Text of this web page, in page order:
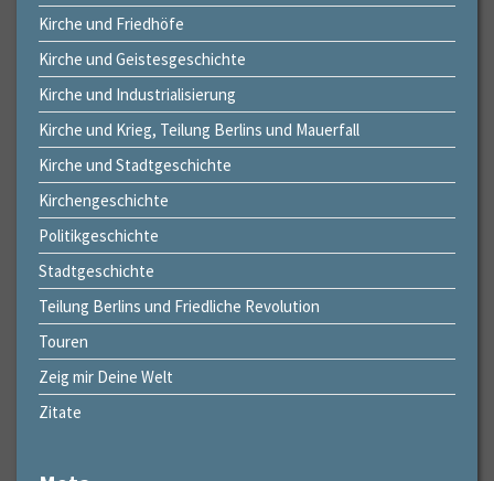
Kirche und Friedhöfe
Kirche und Geistesgeschichte
Kirche und Industrialisierung
Kirche und Krieg, Teilung Berlins und Mauerfall
Kirche und Stadtgeschichte
Kirchengeschichte
Politikgeschichte
Stadtgeschichte
Teilung Berlins und Friedliche Revolution
Touren
Zeig mir Deine Welt
Zitate